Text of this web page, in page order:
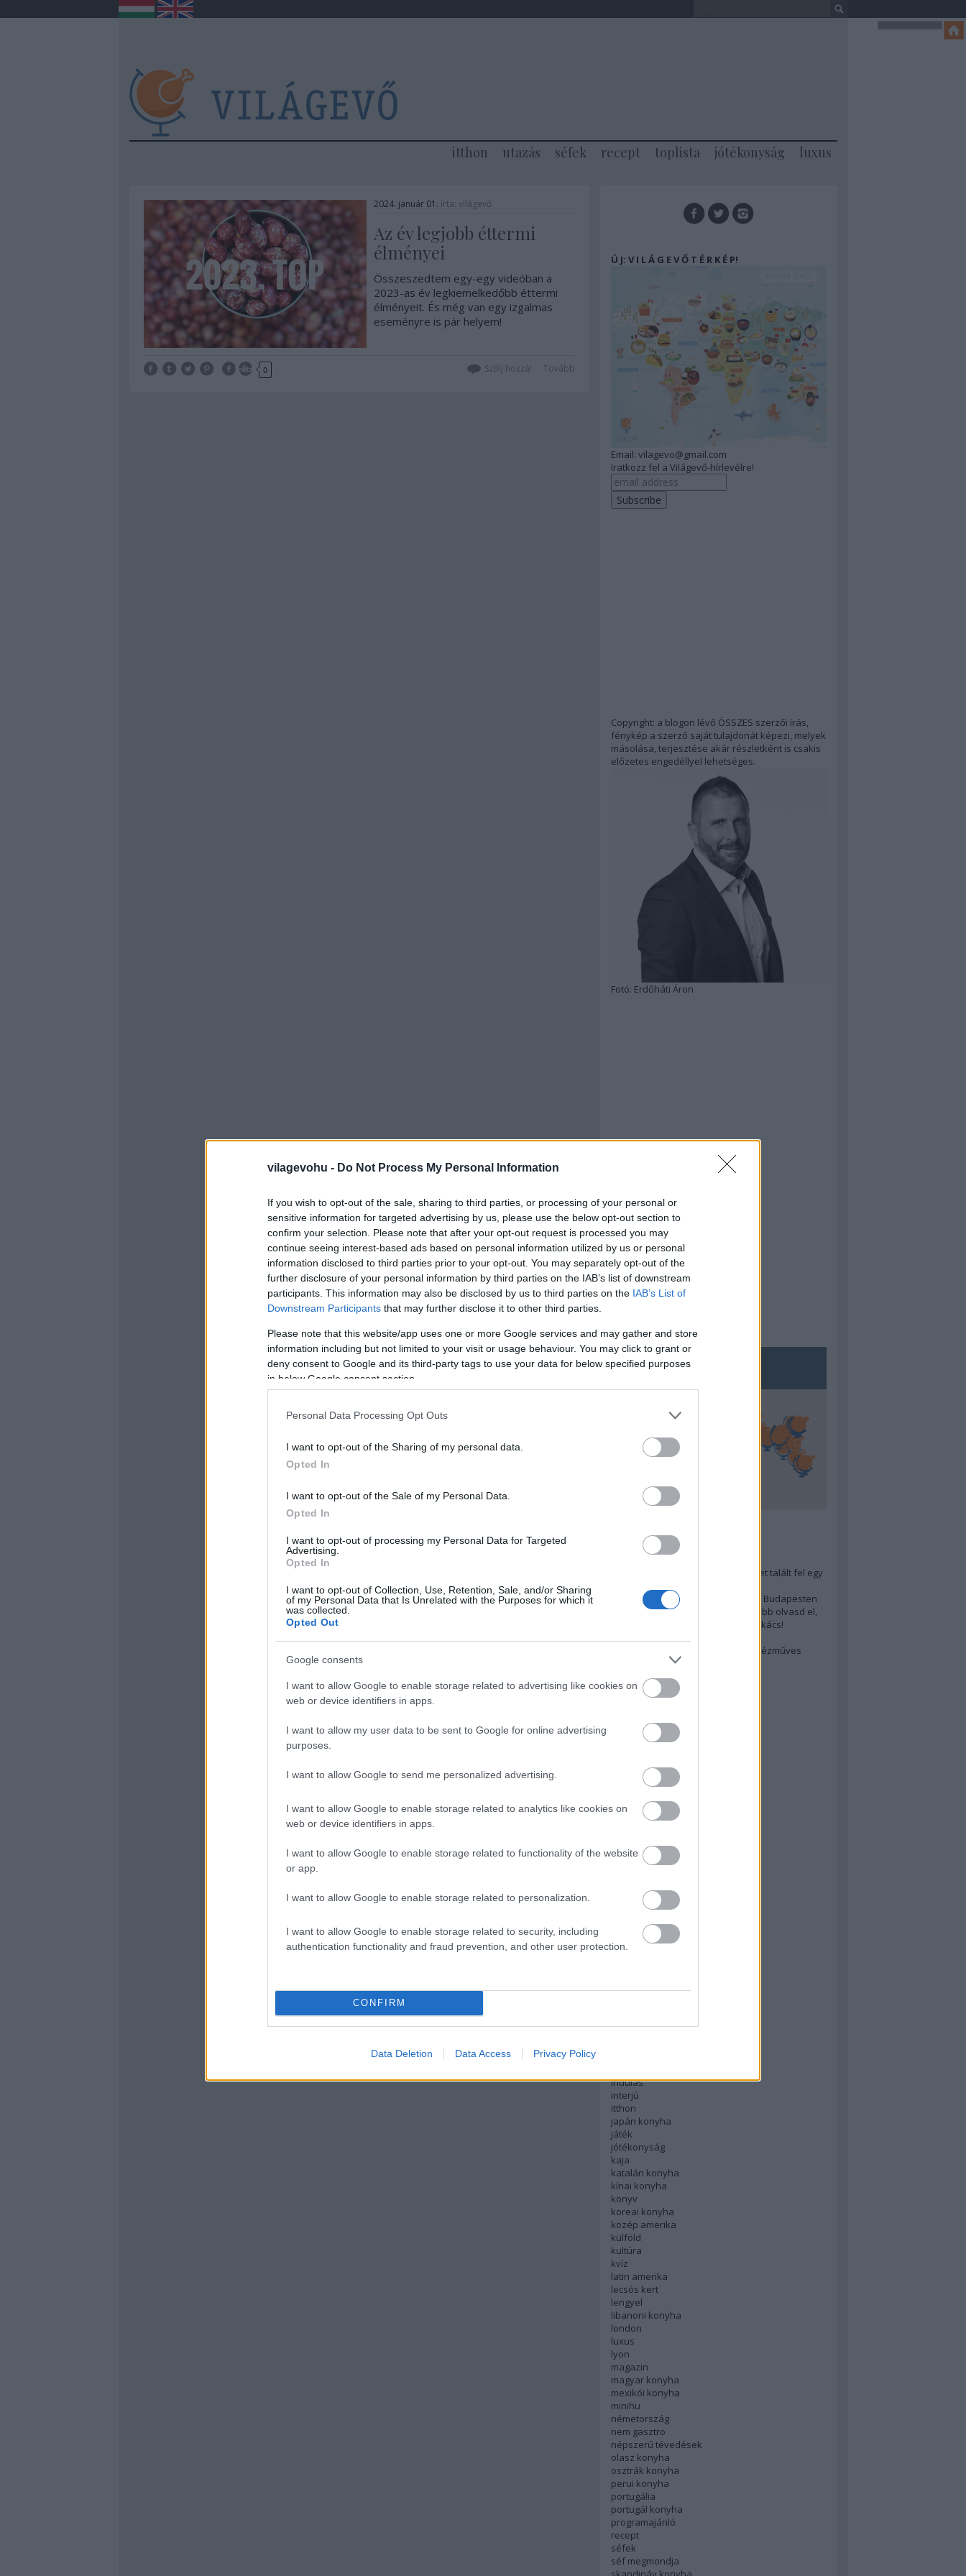
vilagevohu - Do Not Process My Personal Information
If you wish to opt-out of the sale, sharing to third parties, or processing of your personal or
sensitive information for targeted advertising by us, please use the below opt-out section to
confirm your selection. Please note that after your opt-out request is processed you may
continue seeing interest-based ads based on personal information utilized by us or personal
information disclosed to third parties prior to your opt-out. You may separately opt-out of the
further disclosure of your personal information by third parties on the IAB’s list of downstream
participants. This information may also be disclosed by us to third parties on the IAB’s List of
Downstream Participants that may further disclose it to other third parties.
Please note that this website/app uses one or more Google services and may gather and store
information including but not limited to your visit or usage behaviour. You may click to grant or
deny consent to Google and its third-party tags to use your data for below specified purposes
in below Google consent section.
Personal Data Processing Opt Outs
I want to opt-out of the Sharing of my personal data.
Opted In
I want to opt-out of the Sale of my Personal Data.
Opted In
I want to opt-out of processing my Personal Data for Targeted
Advertising.
Opted In
I want to opt-out of Collection, Use, Retention, Sale, and/or Sharing
of my Personal Data that Is Unrelated with the Purposes for which it
was collected.
Opted Out
Google consents
I want to allow Google to enable storage related to advertising like cookies on
web or device identifiers in apps.
I want to allow my user data to be sent to Google for online advertising
purposes.
I want to allow Google to send me personalized advertising.
I want to allow Google to enable storage related to analytics like cookies on
web or device identifiers in apps.
I want to allow Google to enable storage related to functionality of the website
or app.
I want to allow Google to enable storage related to personalization.
I want to allow Google to enable storage related to security, including
authentication functionality and fraud prevention, and other user protection.
CONFIRM
Data Deletion Data Access Privacy Policy
itthon utazás séfek recept toplista jótékonyság luxus
2024. január 01. írta: világevő
Az év legjobb éttermi
élményei
Összeszedtem egy-egy videóban a
2023-as év legkiemelkedőbb éttermi
élményeit. És még van egy izgalmas
eseményre is pár helyem!
Tetszik 0 Tovább
Szólj hozzá!
Ú J: V I L Á G E V Ő T É R K É P!
Email: vilagevo@gmail.com
Iratkozz fel a Világevő-hírlevélre!
Copyright: a blogon lévő ÖSSZES szerzői írás,
fénykép a szerző saját tulajdonát képezi, melyek
másolása, terjesztése akár részletként is csakis
előzetes engedéllyel lehetséges.
Fotó: Erdőháti Áron
TOP5
Annyira menő Budapest-térképet talált fel egy
A 10 legjobb (elérhető árú) ebéd Budapesten
Szakács akarsz lenni? Akkor előbb olvasd el,
mit gondol erről egy magyar szakács!
Budapest rejtett kincsei: orosz kézműves
afrikai konyha
ázsiai konyha
baszk konyha
belgium
bocusedor
bocuse dor
dél amerika
English
északi konyha
francia konyha
holland konyha
indulás
interjú
itthon
japán konyha
játék
jótékonyság
kaja
katalán konyha
kínai konyha
könyv
koreai konyha
közép amerika
külföld
kultúra
kvíz
latin amerika
lecsós kert
lengyel
libanoni konyha
london
luxus
lyon
magazin
magyar konyha
mexikói konyha
minihu
németország
nem gasztro
népszerű tévedések
olasz konyha
osztrák konyha
perui konyha
portugália
portugál konyha
programajánló
recept
séfek
séf megmondja